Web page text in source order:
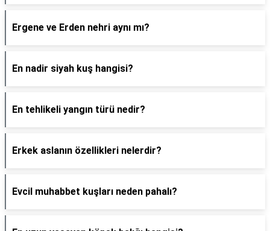
Ergene ve Erden nehri aynı mı?
En nadir siyah kuş hangisi?
En tehlikeli yangın türü nedir?
Erkek aslanın özellikleri nelerdir?
Evcil muhabbet kuşları neden pahalı?